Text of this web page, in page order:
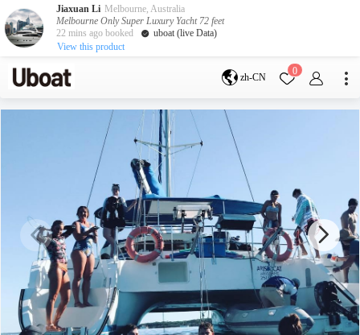
zh-CN
0
目的地
黄金海岸
布里斯班
阿德莱德
whitsundays
sunshine coast
新西兰
奥克兰
游艇活动
包船海钓
拼船海钓
包豪华艇
Jiaxuan Li Melbourne, Australia
Melbourne Only Super Luxury Yacht 72 feet
22 mins ago booked
uboat (live Data)
View this product